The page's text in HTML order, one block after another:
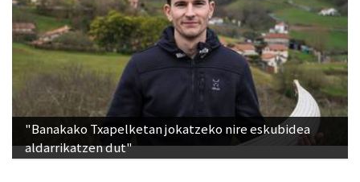
"Banakako Txapelketan jokatzeko nire eskubidea
aldarrikatzen dut"